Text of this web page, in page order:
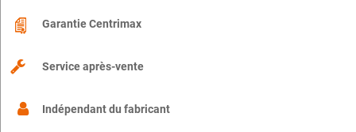
Garantie Centrimax
Service après-vente
Indépendant du fabricant